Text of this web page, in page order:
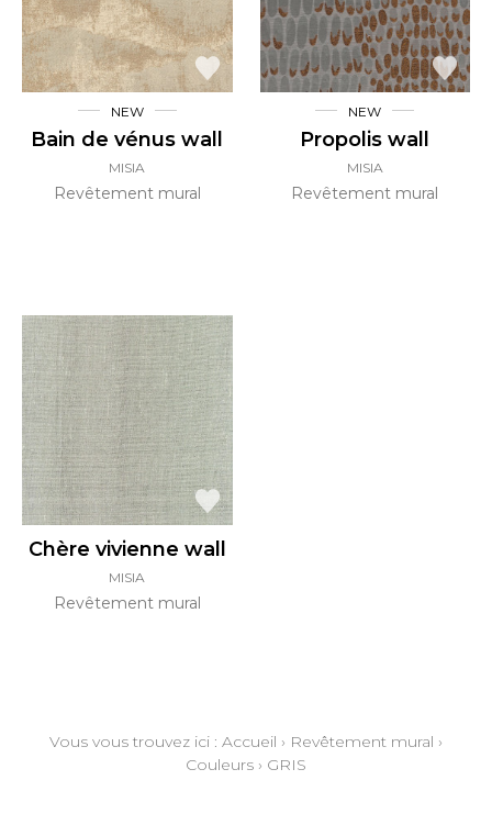
NEW
Bain de vénus wall
MISIA
Revêtement mural
NEW
Propolis wall
MISIA
Revêtement mural
Chère vivienne wall
MISIA
Revêtement mural
Vous vous trouvez ici : Accueil › Revêtement mural ›
Couleurs › GRIS